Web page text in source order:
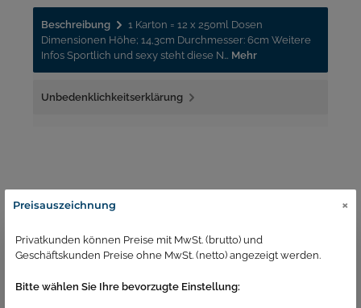
Beschreibung
1 Karton = 12 x 250ml Dosen
Dimensionen Höhe; 14,3cm Durchmesser: 6cm Weitere
Infos Sportlich und sexy steht diese N… Mehr
Unbedenklichkeitserklärung
Passend dazu
Preisauszeichnung ×
Privatkunden können Preise mit MwSt. (brutto) und
Geschäftskunden Preise ohne MwSt. (netto) angezeigt werden.
Bitte wählen Sie Ihre bevorzugte Einstellung: